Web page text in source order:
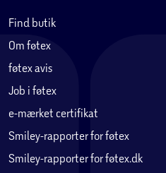
Find butik
Om føtex
føtex avis
Job i føtex
e-mærket certifikat
Smiley-rapporter for føtex
Smiley-rapporter for føtex.dk